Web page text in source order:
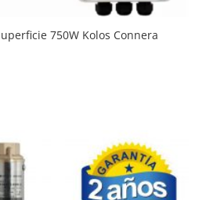
750W Kolos Connera